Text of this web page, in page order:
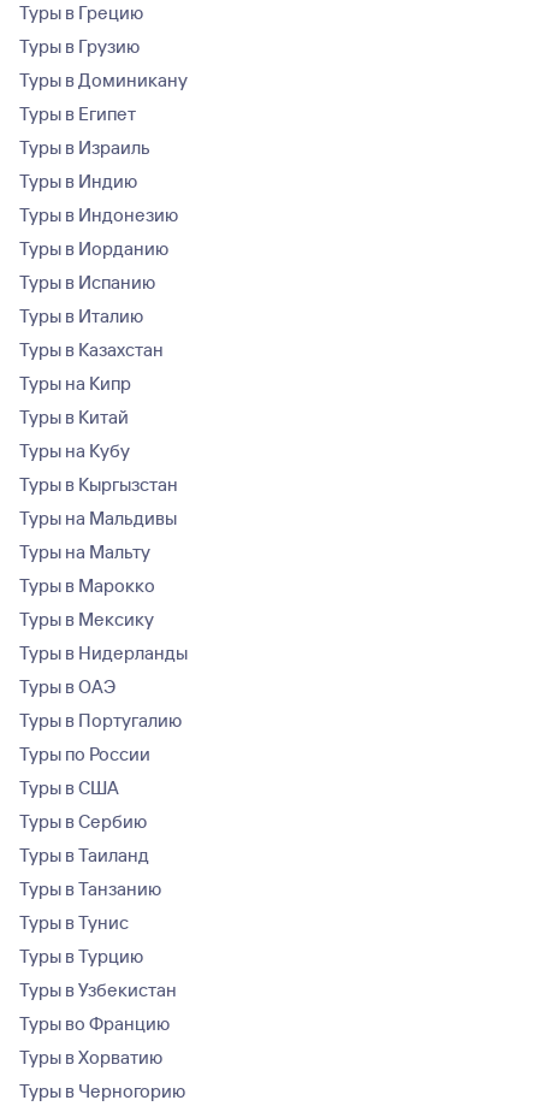
Туры в Грецию
Туры в Грузию
Туры в Доминикану
Туры в Египет
Туры в Израиль
Туры в Индию
Туры в Индонезию
Туры в Иорданию
Туры в Испанию
Туры в Италию
Туры в Казахстан
Туры на Кипр
Туры в Китай
Туры на Кубу
Туры в Кыргызстан
Туры на Мальдивы
Туры на Мальту
Туры в Марокко
Туры в Мексику
Туры в Нидерланды
Туры в ОАЭ
Туры в Португалию
Туры по России
Туры в США
Туры в Сербию
Туры в Таиланд
Туры в Танзанию
Туры в Тунис
Туры в Турцию
Туры в Узбекистан
Туры во Францию
Туры в Хорватию
Туры в Черногорию